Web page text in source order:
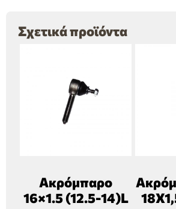
Σχετικά προϊόντα
Ακρόμπαρο
16×1.5 (12.5-14)L